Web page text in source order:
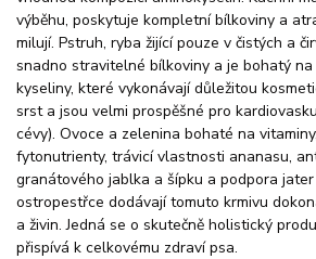
výběhu, poskytuje kompletní bílkoviny a
milují. Pstruh, ryba žijící pouze v čistých a
snadno stravitelné bílkoviny a je bohatý
kyseliny, které vykonávají důležitou
srst a jsou velmi prospěšné pro
cévy). Ovoce a zelenina bohaté na
fytonutrienty, trávicí vlastnosti ananasu,
granátového jablka a šípku a podpora
ostropestřce dodávají tomuto krmivu
a živin. Jedná se o skutečně holistický
přispívá k celkovému zdraví psa.